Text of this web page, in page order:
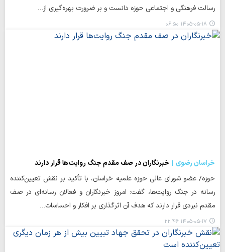
رسالت فرهنگی و اجتماعی حوزه دانست و بر ضرورت بهره‌گیری از…
۱۴۰۵-۰۵-۱۸ ۰۶:۵۰
خراسان رضوی
خبرنگاران در صف مقدم جنگ روایت‌ها قرار دارند
حوزه/ عضو شورای عالی حوزه علمیه خراسان، با تأکید بر نقش تعیین‌کننده
رسانه در جنگ روایت‌ها، گفت: امروز خبرنگاران و فعالان رسانه‌ای در صف
مقدم نبردی قرار دارند که هدف آن اثرگذاری بر افکار و احساسات…
۱۴۰۵-۰۵-۱۷ ۲۲:۴۶